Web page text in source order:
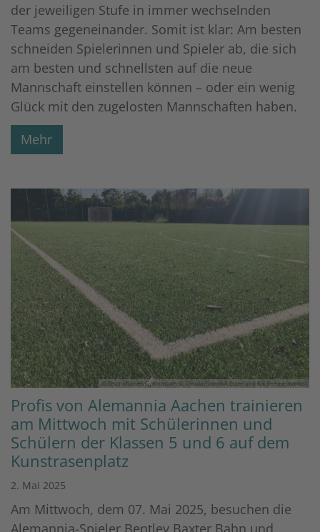
der jeweiligen Stufe in immer wechselnden
Teams gegeneinander. Somit ist klar: Am besten
schneiden Spielerinnen und Spieler ab, die sich
am besten und schnellsten auf die neue
Mannschaft einstellen können – oder ein wenig
Glück mit den zugelosten Mannschaften haben.
Mehr
© Bischöfliches Gymnasium St. Ursula (Dominik Esser und Kai Beemelmanns)
Profis von Alemannia Aachen trainieren
am Mittwoch mit Schülerinnen und
Schülern der Klassen 5 und 6 auf dem
Kunstrasenplatz
2. Mai 2025
Am Mittwoch, dem 07. Mai 2025, besuchen die
Alemannia-Spieler Bentley Baxter Bahn und